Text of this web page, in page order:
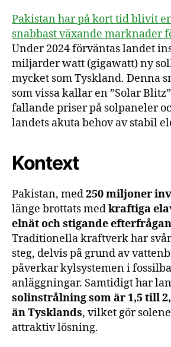
Pakistan har på kort tid blivit
snabbast växande marknader
Under 2024 förväntas landet
miljarder watt (gigawatt) ny
mycket som Tyskland. Denna
som vissa kallar en ”Solar
fallande priser på solpaneler
landets akuta behov av stabil
Kontext
Pakistan, med250 miljoner
länge brottats medkraftiga
elnät och stigande
Traditionella kraftverk har
steg, delvis på grund av
påverkar kylsystemen i
anläggningar. Samtidigt har
solinstrålning som är 1,5 till
än Tysklands, vilket gör
attraktiv lösning.